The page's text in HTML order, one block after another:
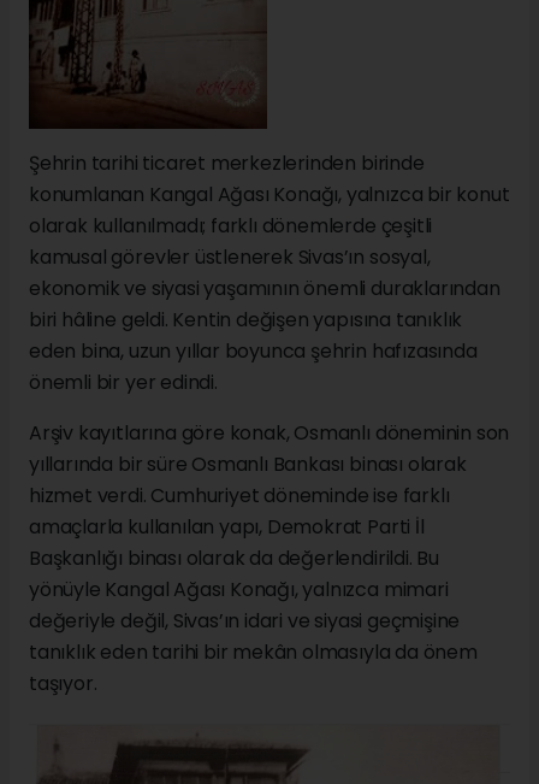
Şehrin tarihi ticaret merkezlerinden birinde
konumlanan Kangal Ağası Konağı, yalnızca bir konut
olarak kullanılmadı; farklı dönemlerde çeşitli
kamusal görevler üstlenerek Sivas’ın sosyal,
ekonomik ve siyasi yaşamının önemli duraklarından
biri hâline geldi. Kentin değişen yapısına tanıklık
eden bina, uzun yıllar boyunca şehrin hafızasında
önemli bir yer edindi.
Arşiv kayıtlarına göre konak, Osmanlı döneminin son
yıllarında bir süre Osmanlı Bankası binası olarak
hizmet verdi. Cumhuriyet döneminde ise farklı
amaçlarla kullanılan yapı, Demokrat Parti İl
Başkanlığı binası olarak da değerlendirildi. Bu
yönüyle Kangal Ağası Konağı, yalnızca mimari
değeriyle değil, Sivas’ın idari ve siyasi geçmişine
tanıklık eden tarihi bir mekân olmasıyla da önem
taşıyor.